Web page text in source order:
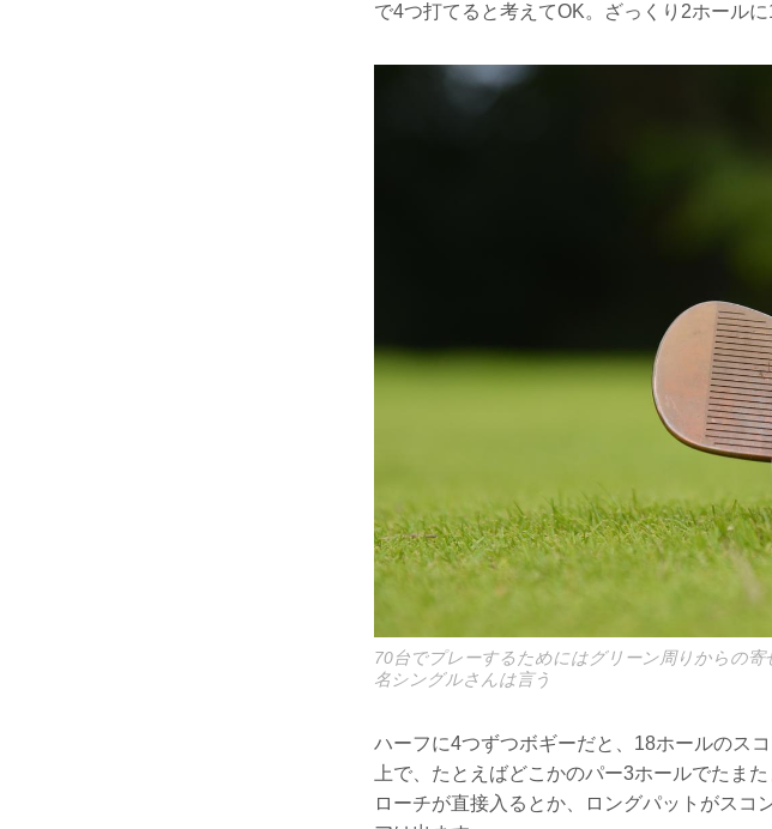
で4つ打てると考えてOK。ざっくり2ホールに
70台でプレーするためにはグリーン周りからの
名シングルさんは言う
ハーフに4つずつボギーだと、18ホールのス
上で、たとえばどこかのパー3ホールでたま
ローチが直接入るとか、ロングパットがスコ